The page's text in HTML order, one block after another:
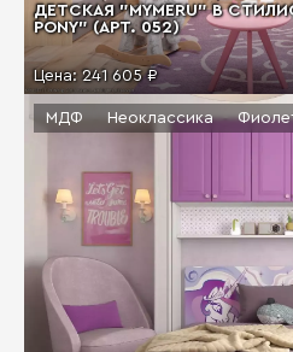
ДЕТСКАЯ "MYMERU" В
PONY" (АРТ. 052)
Цена: 241 605 ₽
МДФ Неоклассика